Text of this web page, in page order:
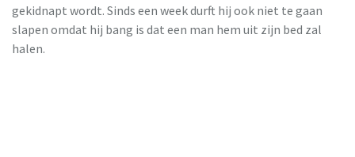
gekidnapt wordt. Sinds een week durft hij ook niet te gaan
slapen omdat hij bang is dat een man hem uit zijn bed zal
halen.